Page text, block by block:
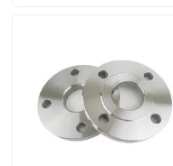
Incoloy 800-materiaal